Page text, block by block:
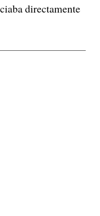
directamente